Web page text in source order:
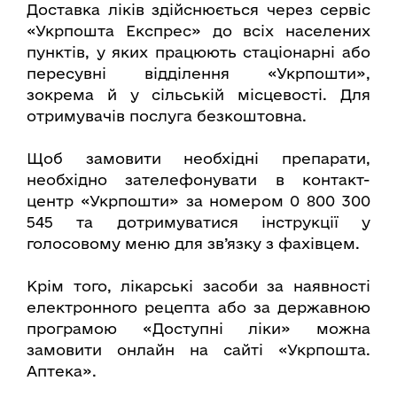
Доставка ліків здійснюється через сервіс
«Укрпошта Експрес» до всіх населених
пунктів, у яких працюють стаціонарні або
пересувні відділення «Укрпошти»,
зокрема й у сільській місцевості. Для
отримувачів послуга безкоштовна.
Щоб замовити необхідні препарати,
необхідно зателефонувати в контакт-
центр «Укрпошти» за номером 0 800 300
545 та дотримуватися інструкції у
голосовому меню для зв’язку з фахівцем.
Крім того, лікарські засоби за наявності
електронного рецепта або за державною
програмою «Доступні ліки» можна
замовити онлайн на сайті «Укрпошта.
Аптека».